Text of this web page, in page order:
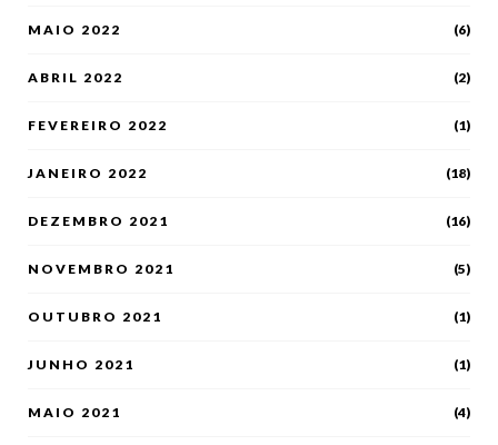
MAIO 2022 (6)
ABRIL 2022 (2)
FEVEREIRO 2022 (1)
JANEIRO 2022 (18)
DEZEMBRO 2021 (16)
NOVEMBRO 2021 (5)
OUTUBRO 2021 (1)
JUNHO 2021 (1)
MAIO 2021 (4)